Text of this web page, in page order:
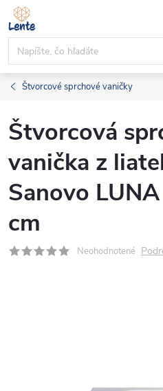
Prejsť
na
obsah
Štvorcové sprchové vaničky
Štvorcová
vanička z
Sanovo
cm
Neohodnotené